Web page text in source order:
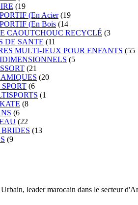
(19
(En Acier (19
(En Bois (14
CAOUTCHOUC RECYCLÉ (3
DE SANTE (11
MULTI-JEUX POUR ENFANTS (55
(5
(21
(20
(6
(1
(8
(6
(22
(13
(9
leader marocain dans le secteur